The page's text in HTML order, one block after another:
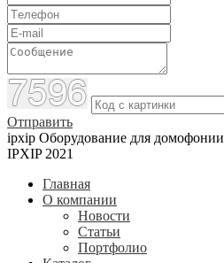
Отправить
ipxip Оборудование для домофонии
IPXIP 2021
Главная
О компании
Новости
Статьи
Портфолио